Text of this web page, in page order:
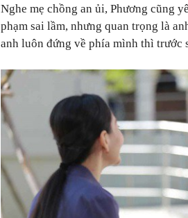
Nghe mẹ chồng an ủi, Phương cũng
phạm sai lầm, nhưng quan trọng là
anh luôn đứng về phía mình thì trước